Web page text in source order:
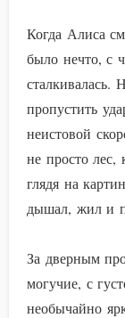
Когда Алиса
было нечто, с
сталкивалась.
пропустить
неистовой
не просто лес,
глядя на
дышал, жил и
За дверным
могучие, с
необычайно